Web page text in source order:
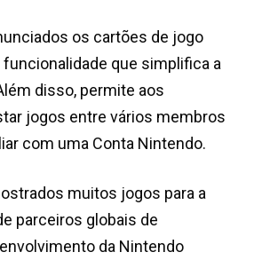
os cartões de jogo
funcionalidade que simplifica a
disso, permite aos
jogos entre vários membros
com uma Conta Nintendo.
muitos jogos para a
parceiros globais de
da Nintendo